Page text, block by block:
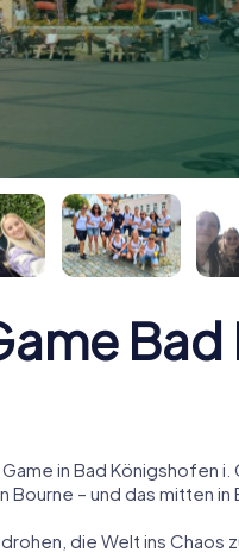
in Bad Königshofen
Bourne – und das mitten
die Welt ins Chaos